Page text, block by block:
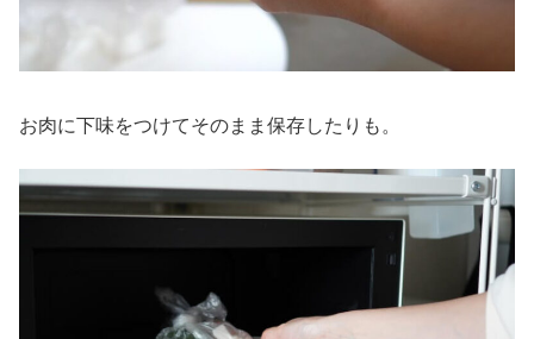
お肉に下味をつけてそのまま保存したりも。